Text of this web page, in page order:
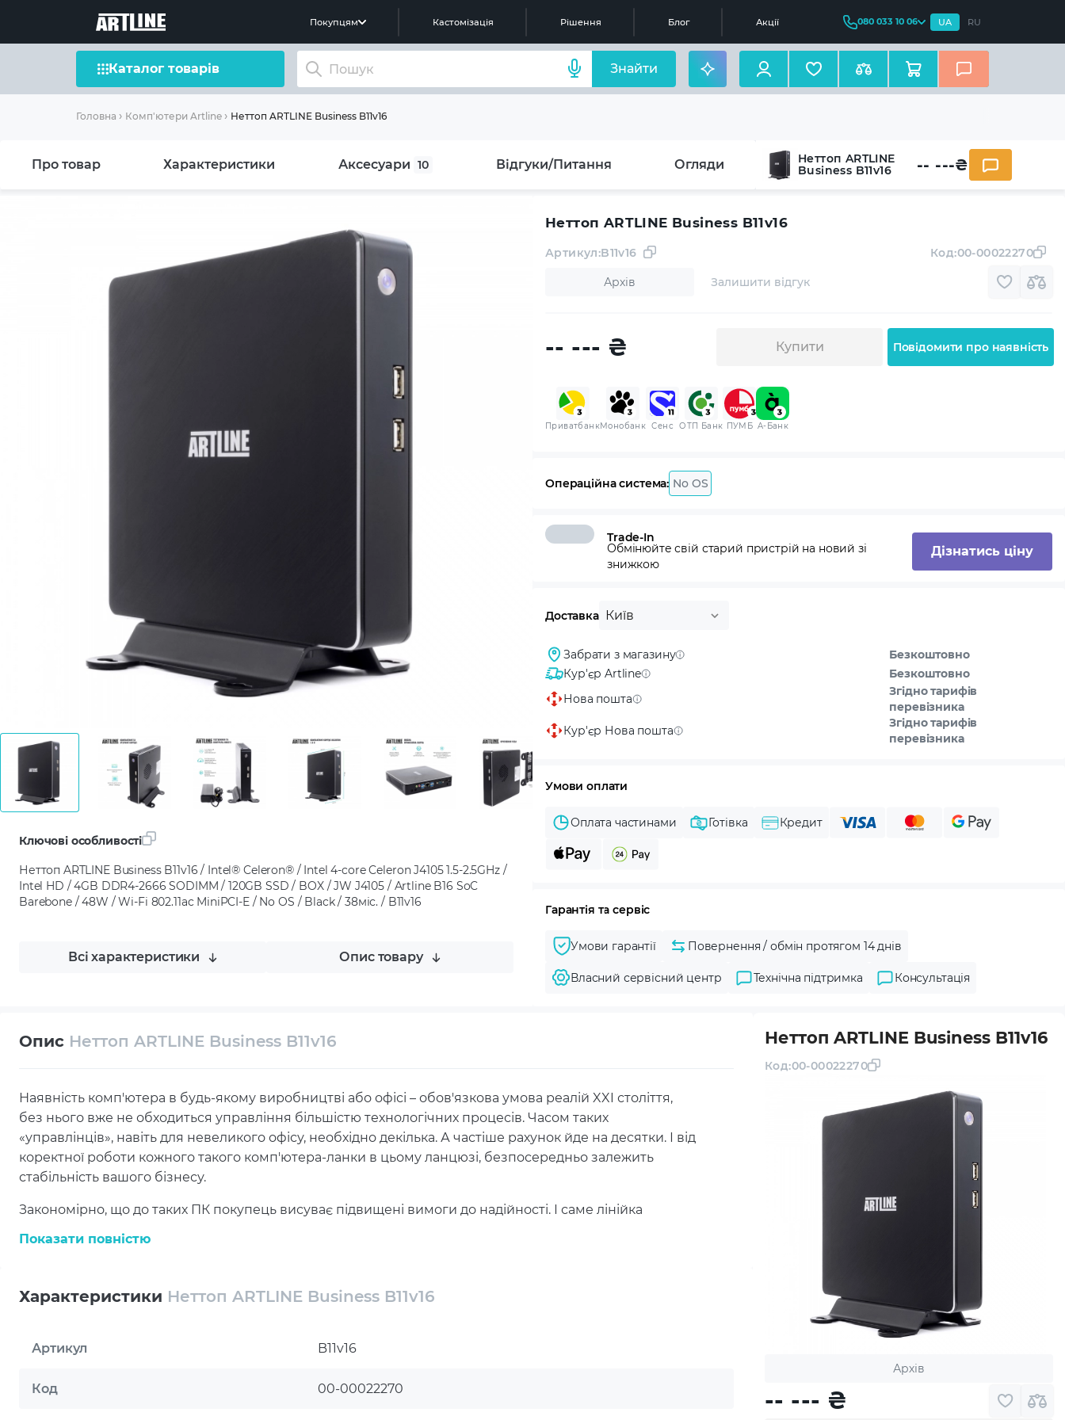
Покупцям Кастомізація Рішення Блог Акції 080 033 10 06 UA RU
Каталог товарів Знайти
Головна Комп'ютери Artline Неттоп ARTLINE Business B11v16
Про товар Характеристики Аксесуари 10 Відгуки/Питання Огляди
Неттоп ARTLINE
Business B11v16
-- ---₴
Ключові особливості
Неттоп ARTLINE Business B11v16 / Intel® Celeron® / Intel 4-core Celeron J4105 1.5-2.5GHz /
Intel HD / 4GB DDR4-2666 SODIMM / 120GB SSD / BOX / JW J4105 / Artline B16 SoC
Barebone / 48W / Wi-Fi 802.11ac MiniPCI-E / No OS / Black / 38міс. / B11v16
Всі характеристики Опис товару
Неттоп ARTLINE Business B11v16
Архів
Артикул:B11v16
Залишити відгук
Код:00-00022270
-- --- ₴ Купити Повідомити про наявність
ПриватбанкМонобанк Сенс ОТП Банк ПУМБ A-Банк
Операційна система: No OS
Trade-In
Обмінюйте свій старий пристрій на новий зі
знижкою
Дізнатись ціну
Доставка Київ
Забрати з магазину
Безкоштовно
Кур'єр Artline
Безкоштовно
Нова пошта
Згідно тарифів
перевізника
Кур'єр Нова пошта
Згідно тарифів
перевізника
Умови оплати
Оплата частинами Готівка Кредит
Гарантія та сервіс
Умови гарантії Повернення / обмін протягом 14 днів
Власний сервісний центр Технічна підтримка Консультація
Опис Неттоп ARTLINE Business B11v16
Наявність комп'ютера в будь-якому виробництві або офісі – обов'язкова умова реалій XXI століття,
без нього вже не обходиться управління більшістю технологічних процесів. Часом таких
«управлінців», навіть для невеликого офісу, необхідно декілька. А частіше рахунок йде на десятки. І від
коректної роботи кожного такого комп'ютера-ланки в цьому ланцюзі, безпосередньо залежить
стабільність вашого бізнесу.
Закономірно, що до таких ПК покупець висуває підвищені вимоги до надійності. І саме лінійка
ARTLINE Business володіє необхідним набором властивостей: зниженим енергоспоживанням та
Саме тому комп'ютер ARTLINE Business стане для вас надійним помічником. Він втілив все, що Ви
використання, обслуговування, та, звичайно ж, вигідну ціну.
Модель Business B11v16 включає:
Показати повністю
Характеристики Неттоп ARTLINE Business B11v16
Артикул B11v16
Код 00-00022270
Неттоп ARTLINE Business B11v16
Код:00-00022270
Архів
-- --- ₴